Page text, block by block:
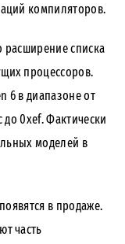
компиляторов.
списка
процессоров.
6 в диапазоне от
до 0xef. Фактически
моделей в
в продаже.
часть